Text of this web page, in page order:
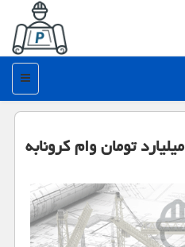
منو
جزییات پرداخت ۲۵۰۰ میلیارد تومان وام كرونابه